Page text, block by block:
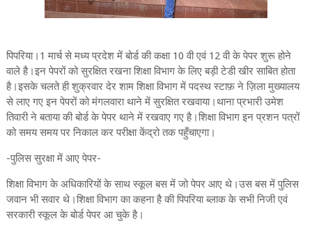
पिपरिया।1 मार्च से मध्य प्रदेश में बोर्ड की कक्षा 10 वी एवं 12 वी के पेपर शुरू होने
वाले है।इन पेपरों को सुरक्षित रखना शिक्षा विभाग के लिए बड़ी टेडी खीर साबित होता
है।इसके चलते ही शुक्रवार देर शाम शिक्षा विभाग में पदस्थ स्टाफ़ ने ज़िला मुख्यालय
से लाए गए इन पेपरों को मंगलवारा थाने में सुरक्षित रखवाया।थाना प्रभारी उमेश
तिवारी ने बताया की बोर्ड के पेपर थाने में रखवाए गए है।शिक्षा विभाग इन प्रशन पत्रों
को समय समय पर निकाल कर परीक्षा केंद्रो तक पहुँचाएगा।
-पुलिस सुरक्षा में आए पेपर-
शिक्षा विभाग के अधिकारियों के साथ स्कूल बस में जो पेपर आए थे।उस बस में पुलिस
जवान भी सवार थे।शिक्षा विभाग का कहना है की पिपरिया ब्लाक के सभी निजी एवं
सरकारी स्कूल के बोर्ड पेपर आ चुके है।